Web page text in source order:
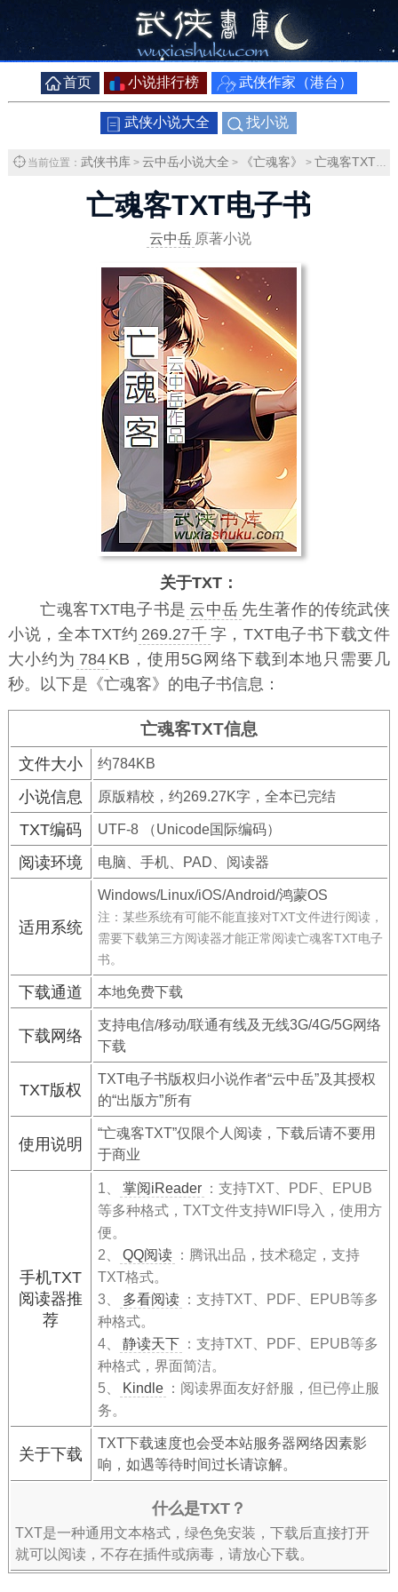
首页 小说排行榜 武侠作家（港台）
武侠小说大全 找小说
当前位置： 武侠书库> 云中岳小说大全 > 《亡魂客》 > 亡魂客TXT下载
亡魂客TXT电子书
云中岳 原著小说
关于TXT：
亡魂客TXT电子书是 云中岳 先生著作的传统武侠
小说，全本TXT约 269.27千 字，TXT电子书下载文件
大小约为 784 KB，使用5G网络下载到本地只需要几
秒。以下是《亡魂客》的电子书信息：
亡魂客TXT信息
文件大小 约784KB
小说信息 原版精校，约269.27K字，全本已完结
TXT编码 UTF-8 （Unicode国际编码）
阅读环境 电脑、手机、PAD、阅读器
适用系统
Windows/Linux/iOS/Android/鸿蒙OS
注：某些系统有可能不能直接对TXT文件进行阅读，
需要下载第三方阅读器才能正常阅读亡魂客TXT电子
书。
下载通道 本地免费下载
下载网络
支持电信/移动/联通有线及无线3G/4G/5G网络
下载
TXT版权
TXT电子书版权归小说作者“云中岳”及其授权
的“出版方”所有
使用说明
“亡魂客TXT”仅限个人阅读，下载后请不要用
于商业
手机TXT
阅读器推
荐
1、 掌阅iReader ：支持TXT、PDF、EPUB
等多种格式，TXT文件支持WIFI导入，使用方
便。
2、
QQ阅读 ：腾讯出品，技术稳定，支持
TXT格式。
3、
多看阅读 ：支持TXT、PDF、EPUB等多
种格式。
4、
静读天下 ：支持TXT、PDF、EPUB等多
种格式，界面简洁。
5、
Kindle ：阅读界面友好舒服，但已停止服
务。
关于下载
TXT下载速度也会受本站服务器网络因素影
响，如遇等待时间过长请谅解。
什么是TXT？
TXT是一种通用文本格式，绿色免安装，下载后直接打开
就可以阅读，不存在插件或病毒，请放心下载。